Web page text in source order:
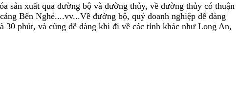
sản xuất qua đường bộ và đường thủy, về đường thủy có thuận
Bến Nghé....vv...Về đường bộ, quý doanh nghiệp dễ dàng
phút, và cũng dễ dàng khi đi về các tỉnh khác như Long An,